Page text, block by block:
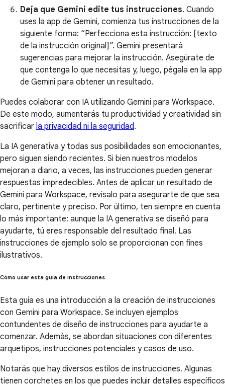
Deja que Gemini edite tus instrucciones. Cuando
uses la app de Gemini, comienza tus instrucciones de la
siguiente forma: “Perfecciona esta instrucción: [texto
de la instrucción original]”. Gemini presentará
sugerencias para mejorar la instrucción. Asegúrate de
que contenga lo que necesitas y, luego, pégala en la app
de Gemini para obtener un resultado.
Puedes colaborar con IA utilizando Gemini para Workspace.
De este modo, aumentarás tu productividad y creatividad sin
sacrificar la privacidad ni la seguridad.
La IA generativa y todas sus posibilidades son emocionantes,
pero siguen siendo recientes. Si bien nuestros modelos
mejoran a diario, a veces, las instrucciones pueden generar
respuestas impredecibles. Antes de aplicar un resultado de
Gemini para Workspace, revísalo para asegurarte de que sea
claro, pertinente y preciso. Por último, ten siempre en cuenta
lo más importante: aunque la IA generativa se diseñó para
ayudarte, tú eres responsable del resultado final. Las
instrucciones de ejemplo solo se proporcionan con fines
ilustrativos.
Cómo usar esta guía de instrucciones
Esta guía es una introducción a la creación de instrucciones
con Gemini para Workspace. Se incluyen ejemplos
contundentes de diseño de instrucciones para ayudarte a
comenzar. Además, se abordan situaciones con diferentes
arquetipos, instrucciones potenciales y casos de uso.
Notarás que hay diversos estilos de instrucciones. Algunas
tienen corchetes en los que puedes incluir detalles específicos